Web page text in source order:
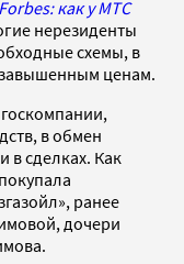
как у МТС
нерезиденты
схемы, в
ценам.
в обмен
в сделках. Как
ранее
дочери